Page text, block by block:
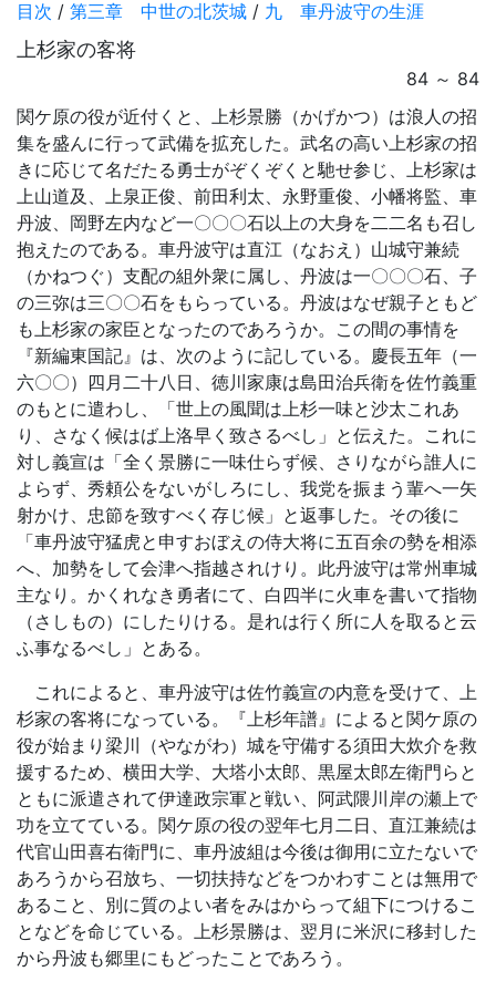
目次 / 第三章 中世の北茨城 / 九 車丹波守の生涯
上杉家の客将
84 ～ 84
関ケ原の役が近付くと、上杉景勝（かげかつ）は浪人の招
集を盛んに行って武備を拡充した。武名の高い上杉家の招
きに応じて名だたる勇士がぞくぞくと馳せ参じ、上杉家は
上山道及、上泉正俊、前田利太、永野重俊、小幡将監、車
丹波、岡野左内など一〇〇〇石以上の大身を二二名も召し
抱えたのである。車丹波守は直江（なおえ）山城守兼続
（かねつぐ）支配の組外衆に属し、丹波は一〇〇〇石、子
の三弥は三〇〇石をもらっている。丹波はなぜ親子ともど
も上杉家の家臣となったのであろうか。この間の事情を
『新編東国記』は、次のように記している。慶長五年（一
六〇〇）四月二十八日、徳川家康は島田治兵衛を佐竹義重
のもとに遣わし、「世上の風聞は上杉一味と沙太これあ
り、さなく候はば上洛早く致さるべし」と伝えた。これに
対し義宣は「全く景勝に一味仕らず候、さりながら誰人に
よらず、秀頼公をないがしろにし、我党を振まう輩へ一矢
射かけ、忠節を致すべく存じ候」と返事した。その後に
「車丹波守猛虎と申すおぼえの侍大将に五百余の勢を相添
へ、加勢をして会津へ指越されけり。此丹波守は常州車城
主なり。かくれなき勇者にて、白四半に火車を書いて指物
（さしもの）にしたりける。是れは行く所に人を取ると云
ふ事なるべし」とある。
これによると、車丹波守は佐竹義宣の内意を受けて、上
杉家の客将になっている。『上杉年譜』によると関ケ原の
役が始まり梁川（やながわ）城を守備する須田大炊介を救
援するため、横田大学、大塔小太郎、黒屋太郎左衛門らと
ともに派遣されて伊達政宗軍と戦い、阿武隈川岸の瀬上で
功を立てている。関ケ原の役の翌年七月二日、直江兼続は
代官山田喜右衛門に、車丹波組は今後は御用に立たないで
あろうから召放ち、一切扶持などをつかわすことは無用で
あること、別に質のよい者をみはからって組下につけるこ
となどを命じている。上杉景勝は、翌月に米沢に移封した
から丹波も郷里にもどったことであろう。